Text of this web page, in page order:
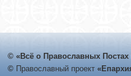
© «Всё о Православных Постах
© Православный проект